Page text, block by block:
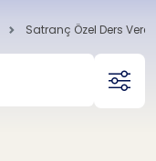
Satranç Özel Ders